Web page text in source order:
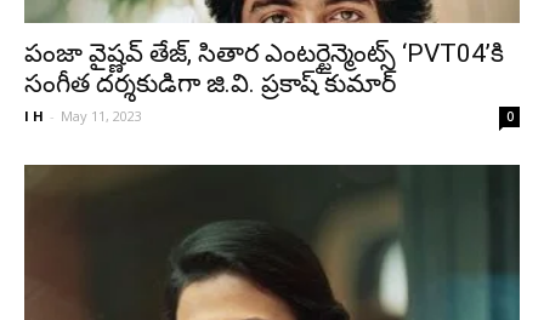
పంజా వైష్ణవ్ తేజ్, సితార ఎంటర్టైన్మెంట్స్ ‘PVT04’కి
సంగీత దర్శకుడిగా జి.వి. ప్రకాష్ కుమార్
I H - May 11, 2023 0